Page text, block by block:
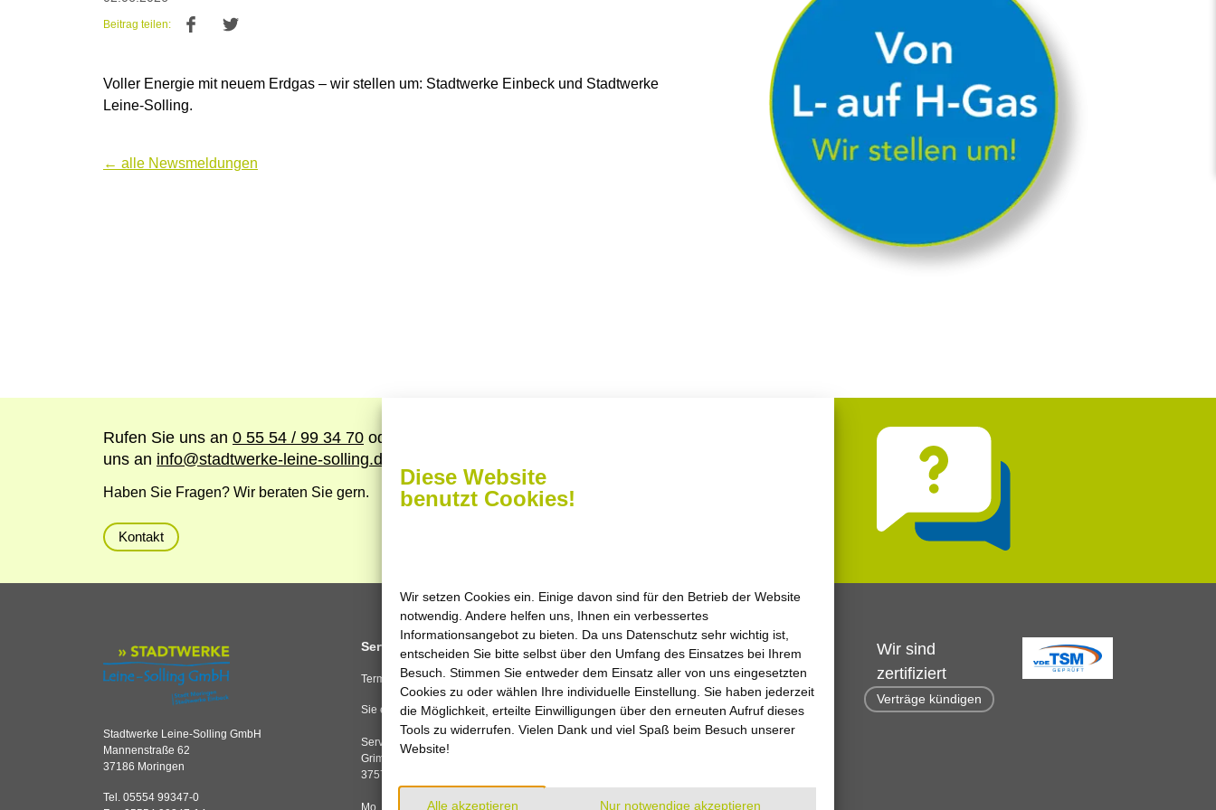
Beitrag teilen:
Voller Energie mit neuem Erdgas – wir stellen um: Stadtwerke Einbeck und Stadtwerke
Leine-Solling.
← alle Newsmeldungen
Rufen Sie uns an 0 55 54 / 99 34 70 oder schreiben Sie
uns an info@stadtwerke-leine-solling.de
Haben Sie Fragen? Wir beraten Sie gern.
Kontakt
Stadtwerke Leine-Solling GmbH
Mannenstraße 62
37186 Moringen
Tel. 05554 99347-0
Servicezeiten
Termine nach Vereinbarung oder
Sie erreichen uns im
Servicecenter Einbeck
Grimsehlstraße 17
37574 Einbeck
Mo, Di, Do 8.00 – 16.00 Uhr
Navigation
Startseite
Kontakt
Cookie-Einstellungen
Wir sind
zertifiziert
Verträge kündigen
Diese Website
benutzt Cookies!
Wir setzen Cookies ein. Einige davon sind für den Betrieb der Website
notwendig. Andere helfen uns, Ihnen ein verbessertes
Informationsangebot zu bieten. Da uns Datenschutz sehr wichtig ist,
entscheiden Sie bitte selbst über den Umfang des Einsatzes bei Ihrem
Besuch. Stimmen Sie entweder dem Einsatz aller von uns eingesetzten
Cookies zu oder wählen Ihre individuelle Einstellung. Sie haben jederzeit
die Möglichkeit, erteilte Einwilligungen über den erneuten Aufruf dieses
Tools zu widerrufen. Vielen Dank und viel Spaß beim Besuch unserer
Website!
Alle akzeptieren Nur notwendige akzeptieren